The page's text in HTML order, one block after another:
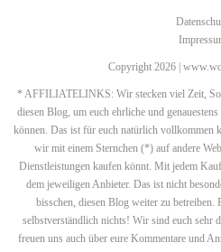
Copyright 2026 |
* AFFILIATELINKS: Wir stecken viel Zeit,
diesen Blog, um euch ehrliche und
können. Das ist für euch natürlich vollkommen
wir mit einem Sternchen (*) auf andere
Dienstleistungen kaufen könnt. Mit jedem
dem jeweiligen Anbieter. Das ist nicht
bisschen, diesen Blog weiter zu betreiben.
selbstverständlich nichts! Wir sind euch sehr
freuen uns auch über eure Kommentare und